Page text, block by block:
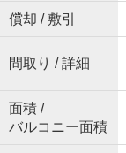
償却 / 敷引
間取り / 詳細
面積 /
バルコニー面積